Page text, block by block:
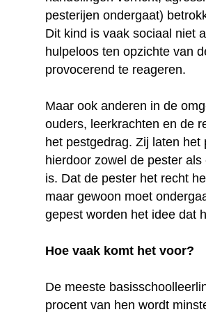
pesterijen ondergaat)
Dit kind is vaak sociaal niet
hulpeloos ten opzichte van
provocerend te reageren.
Maar ook anderen in de
ouders, leerkrachten en de
het pestgedrag. Zij laten
hierdoor zowel de pester
is. Dat de pester het recht
maar gewoon moet
gepest worden het idee dat
Hoe vaak komt het voor?
De meeste
procent van hen wordt